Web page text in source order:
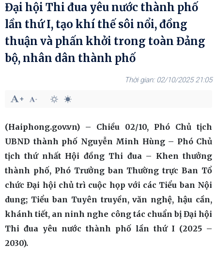
Đại hội Thi đua yêu nước thành phố
lần thứ I, tạo khí thế sôi nổi, đồng
thuận và phấn khởi trong toàn Đảng
bộ, nhân dân thành phố
02/10/2025 21:05
(Haiphong.gov.vn) – Chiều 02/10, Phó Chủ tịch
UBND thành phố Nguyễn Minh Hùng – Phó Chủ
tịch thứ nhất Hội đồng Thi đua – Khen thưởng
thành phố, Phó Trưởng ban Thường trực Ban Tổ
chức Đại hội chủ trì cuộc họp với các Tiểu ban Nội
dung; Tiểu ban Tuyên truyền, văn nghệ, hậu cần,
khánh tiết, an ninh nghe công tác chuẩn bị Đại hội
Thi đua yêu nước thành phố lần thứ I (2025 –
2030).